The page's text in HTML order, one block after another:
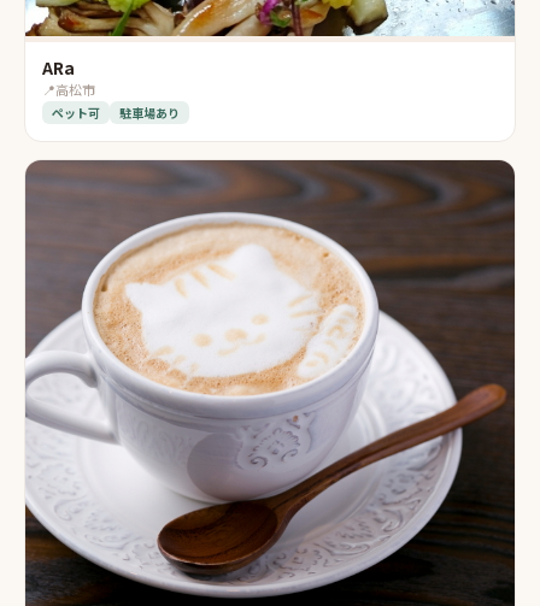
ARa
📍高松市
ペット可 駐車場あり